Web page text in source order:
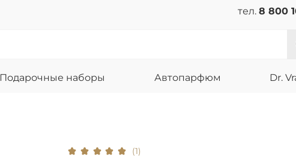
тел. 8 800
Подарочные наборы Автопарфюм Dr.
(1)